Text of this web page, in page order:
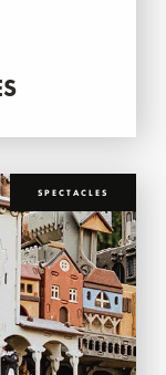
SPECTACLES